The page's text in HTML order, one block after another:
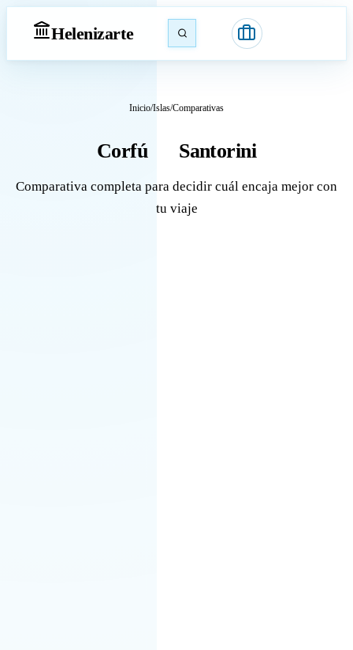
Helenizarte
Inicio/Islas/Comparativas
Corfú Santorini
Comparativa completa para decidir cuál encaja mejor con
tu viaje